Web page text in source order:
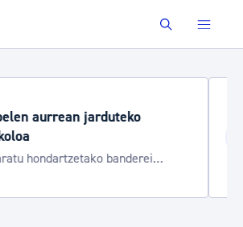
Buscar
Aste Nagusia 2026
Trafiko mozketak eta garraio zerbitzu
bereziak